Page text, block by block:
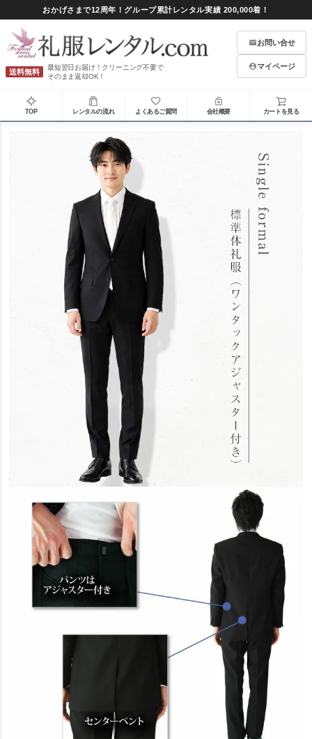
おかげさまで12周年！グループ累計レンタル実績 200,000着！
送料無料
最短翌日お届け！クリーニング不要で
そのまま返却OK！
お問い合せ
マイページ
TOP レンタルの流れ よくあるご質問 会社概要 カートを見る